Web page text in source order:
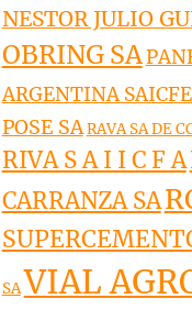
NESTOR JULIO
OBRING SA
ARGENTINA
POSE SARAVA SA DE
RIVA S A I I C F A
CARRANZA SA
SAVIAL